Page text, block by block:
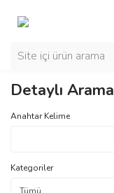
Detaylı Arama
Anahtar Kelime
Kategoriler